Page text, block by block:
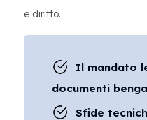
e diritto.
Il mandato
documenti
Sfide